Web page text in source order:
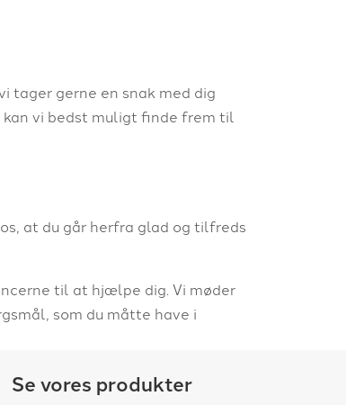
tager gerne en snak med dig
vi bedst muligt finde frem til
at du går herfra glad og tilfreds
til at hjælpe dig. Vi møder
som du måtte have i
Se vores produkter